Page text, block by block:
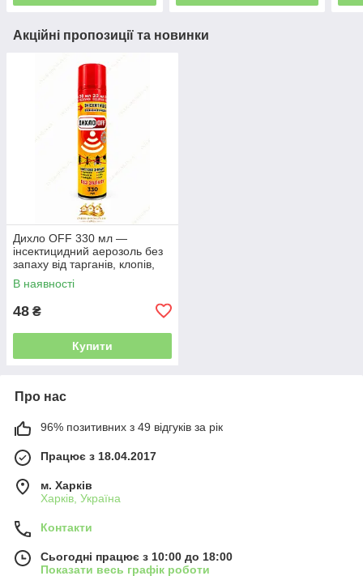
Акційні пропозиції та новинки
Дихло OFF 330 мл —
інсектицидний аерозоль без
запаху від тарганів, клопів,
мух, комарів, молі та москітів
В наявності
48 ₴
Купити
Про нас
96% позитивних з 49 відгуків за рік
Працює з 18.04.2017
м. Харків
Харків, Україна
Контакти
Сьогодні працює з 10:00 до 18:00
Показати весь графік роботи